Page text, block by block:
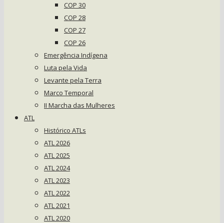
COP 30
COP 28
COP 27
COP 26
Emergência Indígena
Luta pela Vida
Levante pela Terra
Marco Temporal
II Marcha das Mulheres
ATL
Histórico ATLs
ATL 2026
ATL 2025
ATL 2024
ATL 2023
ATL 2022
ATL 2021
ATL 2020